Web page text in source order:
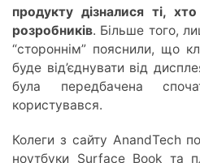
продукту дізналися ті,
розробників. Більше того,
“стороннім” пояснили, що
буде від’єднувати від
була передбачена
користувався.
Колеги з сайту AnandTech
ноутбуки Surface Book та